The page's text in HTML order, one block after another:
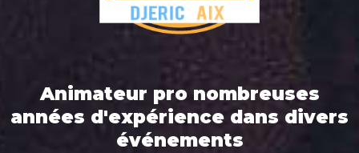
Animateur pro nombreuses
années d'expérience dans divers
événements